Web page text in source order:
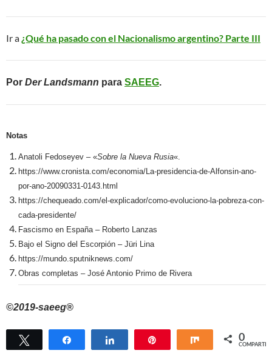
Ir a ¿Qué ha pasado con el Nacionalismo argentino? Parte III
Por Der Landsmann para SAEEG.
Notas
Anatoli Fedoseyev – «Sobre la Nueva Rusia«.
https://www.cronista.com/economia/La-presidencia-de-Alfonsin-ano-
por-ano-20090331-0143.html
https://chequeado.com/el-explicador/como-evoluciono-la-pobreza-con-
cada-presidente/
Fascismo en España – Roberto Lanzas
Bajo el Signo del Escorpión – Jüri Lina
https://mundo.sputniknews.com/
Obras completas – José Antonio Primo de Rivera
©2019-saeeg®
Twittear Compartir Compartir Compartir
0
COMPARTIR